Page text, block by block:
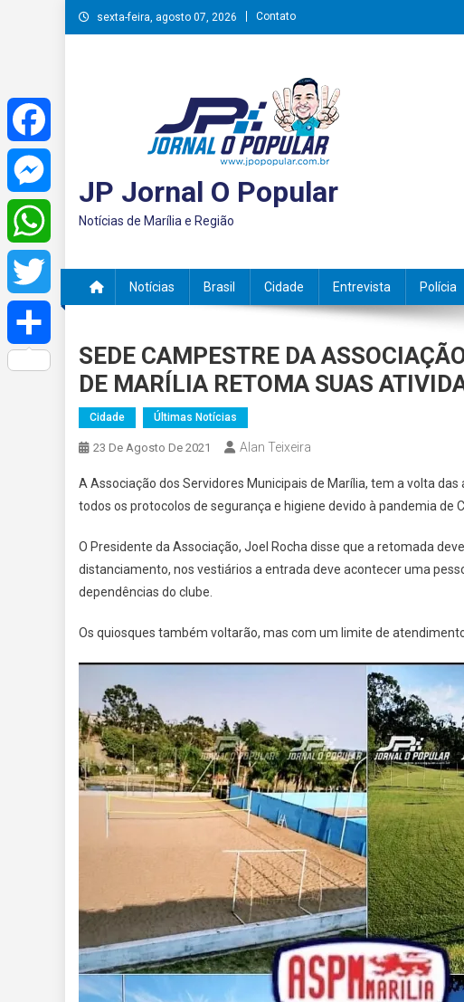
Skip
to
sexta-feira, agosto 07, 2026 Contato
JP Jornal O Popular
Notícias de Marília e Região
Notícias Brasil Cidade Entrevista Polícia
SEDE CAMPESTRE DA
DE MARÍLIA RETOMA SUAS
Cidade Últimas Notícias
23 De Agosto De 2021 Alan Teixeira
A Associação dos Servidores Municipais de Marília, tem a volta
todos os protocolos de segurança e higiene devido à pandemia de
O Presidente da Associação, Joel Rocha disse que a retomada
distanciamento, nos vestiários a entrada deve acontecer uma
dependências do clube.
Os quiosques também voltarão, mas com um limite de
Facebook
Messenger
WhatsApp
Twitter
Share